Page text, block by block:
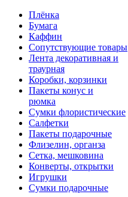
Плёнка
Бумага
Каффин
Сопутствующие товары
Лента декоративная и
траурная
Коробки, корзинки
Пакеты конус и
рюмка
Сумки флористические
Салфетки
Пакеты подарочные
Флизелин, органза
Сетка, мешковина
Конверты, открытки
Игрушки
Сумки подарочные